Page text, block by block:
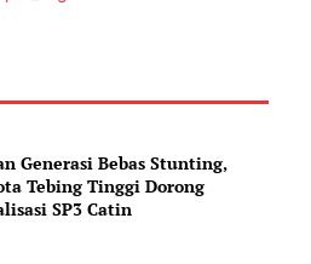
PRO
Generasi Bebas Stunting,
Tebing Tinggi Dorong
SP3 Catin